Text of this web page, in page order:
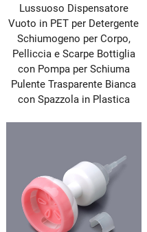
Lussuoso Dispensatore
Vuoto in PET per Detergente
Schiumogeno per Corpo,
Pelliccia e Scarpe Bottiglia
con Pompa per Schiuma
Pulente Trasparente Bianca
con Spazzola in Plastica